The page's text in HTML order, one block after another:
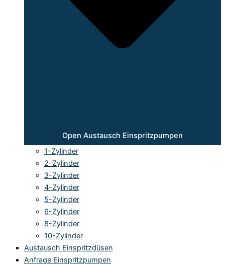
Open Austausch Einspritzpumpen
1-Zylinder
2-Zylinder
3-Zylinder
4-Zylinder
5-Zylinder
6-Zylinder
8-Zylinder
10-Zylinder
Austausch Einspritzdüsen
Anfrage Einspritzpumpen